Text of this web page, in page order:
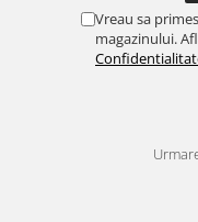
Vreau sa
magazinului.